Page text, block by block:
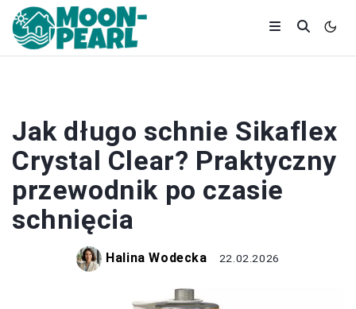
Jak długo schnie Sikaflex
Crystal Clear? Praktyczny
przewodnik po czasie
schnięcia
Halina Wodecka 22.02.2026